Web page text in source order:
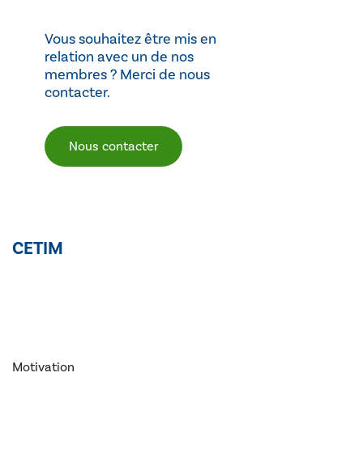
Vous souhaitez être mis en
relation avec un de nos
membres ? Merci de nous
contacter.
Nous contacter
CETIM
Motivation